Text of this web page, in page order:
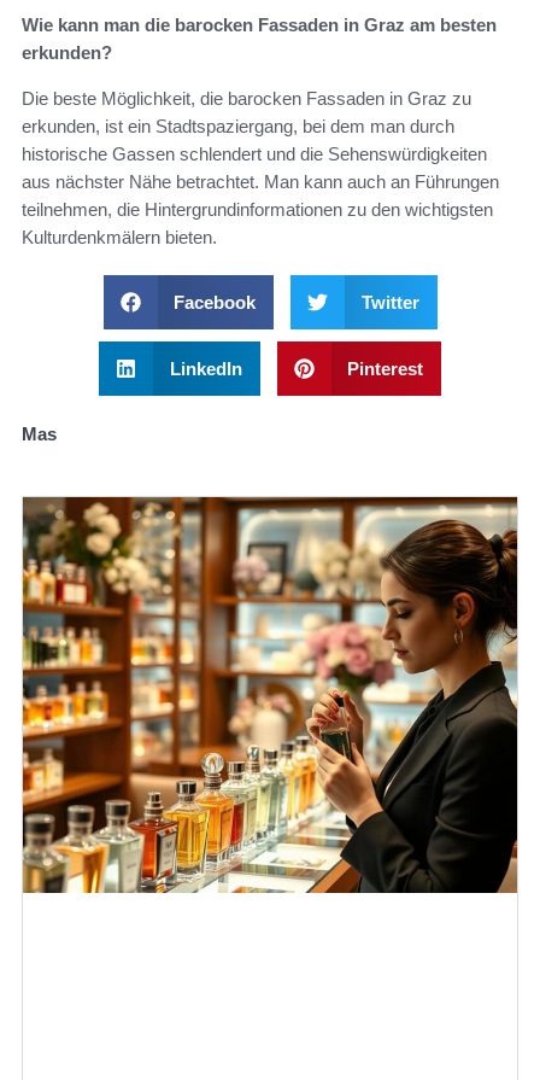
Wie kann man die barocken Fassaden in Graz am besten
erkunden?
Die beste Möglichkeit, die barocken Fassaden in Graz zu
erkunden, ist ein Stadtspaziergang, bei dem man durch
historische Gassen schlendert und die Sehenswürdigkeiten
aus nächster Nähe betrachtet. Man kann auch an Führungen
teilnehmen, die Hintergrundinformationen zu den wichtigsten
Kulturdenkmälern bieten.
Facebook Twitter
LinkedIn Pinterest
Mas